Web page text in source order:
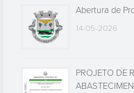
Abertura de
14-05-2026
PROJETO DE